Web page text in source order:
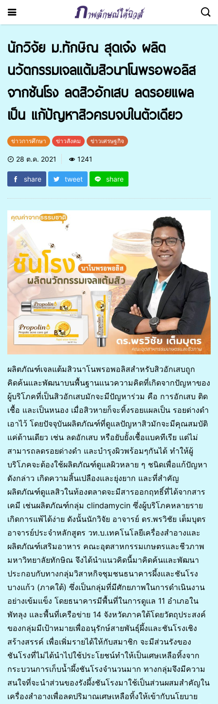
นักวิจัย ม.ทักษิณ สุดเจ๋ง ผลิต
นวัตกรรมเจลแต้มสิวนาโนพรอพอลิส
จากชันโรง ลดสิวอักเสบ ลดรอยแผล
เป็น แก้ปัญหาสิวครบจบในตัวเดียว
ข่าวการศึกษา ข่าวสังคม ข่าวเศรษฐกิจ
28 ต.ค. 2021 1241
share tweet share
ผลิตภัณฑ์เจลแต้มสิวนาโนพรอพอลิสสำหรับสิวอักเสบถูก
คิดค้นและพัฒนาบนพื้นฐานแนวความคิดที่เกิดจากปัญหาของ
ผู้บริโภคที่เป็นสิวอักเสบมักจะมีปัญหาร่วม คือ การอักเสบ ติด
เชื้อ และเป็นหนอง เมื่อสิวหายก็จะทิ้งรอยแผลเป็น รอยด่างดำ
เอาไว้ โดยปัจจุบันผลิตภัณฑ์ที่ดูแลปัญหาสิวมักจะมีคุณสมบัติ
แค่ด้านเดียว เช่น ลดอักเสบ หรือยับยั้งเชื้อแบคทีเรีย แต่ไม่
สามารถลดรอยด่างดำ และบำรุงผิวพร้อมๆกันได้ ทำให้ผู้
บริโภคจะต้องใช้ผลิตภัณฑ์ดูแลผิวหลาย ๆ ชนิดเพื่อแก้ปัญหา
ดังกล่าว เกิดความสิ้นเปลืองและยุ่งยาก และที่สำคัญ
ผลิตภัณฑ์ดูแลสิวในท้องตลาดจะมีสารออกฤทธิ์ที่ได้จากสาร
เคมี เช่นผลิตภัณฑ์กลุ่ม clindamycin ซึ่งผู้บริโภคหลายราย
เกิดการแพ้ได้ง่าย ดังนั้นนักวิจัย อาจารย์ ดร.พรวิชัย เต็มบุตร
อาจารย์ประจำหลักสูตร วท.บ.เทคโนโลยีเครื่องสำอางและ
ผลิตภัณฑ์เสริมอาหาร คณะอุตสาหกรรมเกษตรและชีวภาพ
มหาวิทยาลัยทักษิณ จึงได้นำแนวคิดนี้มาคิดค้นและพัฒนา
ประกอบกับทางกลุ่มวิสาหกิจชุมชนธนาคารผึ้งและชันโรง
บางแก้ว (ภาคใต้) ซึ่งเป็นกลุ่มที่มีศักยภาพในการดำเนินงาน
อย่างเข้มแข็ง โดยธนาคารมีพื้นที่ในการดูเเล 11 อำเภอใน
พัทลุง และพื้นที่เครือข่าย 14 จังหวัดภาคใต้โดยวัตถุประสงค์
ของกลุ่มมีเป้าหมายเพื่ออนุรักษ์สายพันธุ์ผึ้งและชันโรงเชิง
สร้างสรรค์ เพื่อเพิ่มรายได้ให้กับสมาชิก จะมีส่วนรังของ
ชันโรงที่ไม่ได้นำไปใช้ประโยชน์ทำให้เป็นเศษเหลือทิ้งจาก
กระบวนการเก็บน้ำผึ้งชันโรงจำนวนมาก ทางกลุ่มจึงมีความ
สนใจที่จะนำส่วนของรังผึ้งชันโรงมาใช้เป็นส่วนผสมสำคัญใน
เครื่องสำอางเพื่อลดปริมาณเศษเหลือทิ้งให้เข้ากับนโยบาย